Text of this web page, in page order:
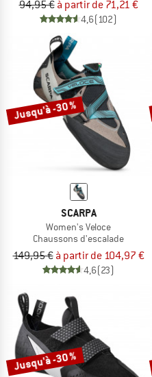
94,95 € à partir de 71,21 €
4,6(102)
Jusqu'à -30 %
SCARPA
Women's Veloce
Chaussons d'escalade
149,95 € à partir de 104,97 €
4,6(23)
Jusqu'à -30 %